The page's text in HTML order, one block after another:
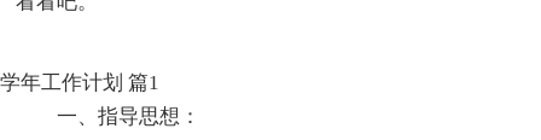
学年工作计划 篇1
一、指导思想：